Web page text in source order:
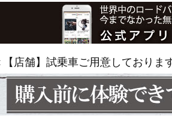
【店舗】試乗車ご用意しておりま